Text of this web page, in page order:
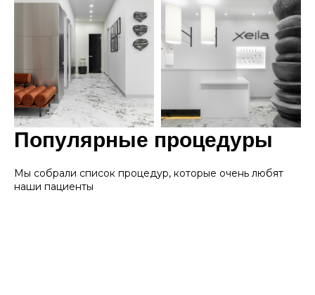
Популярные процедуры
Мы собрали список процедур, которые очень любят
наши пациенты